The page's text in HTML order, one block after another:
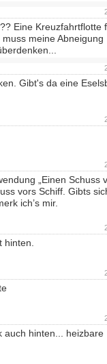
Eine Kreuzfahrtflotte
meine Abneigung
Gibt's da eine
„Einen Schuss
vors Schiff. Gibts
ich’s mir.
hinten.
auch hinten... heizbare